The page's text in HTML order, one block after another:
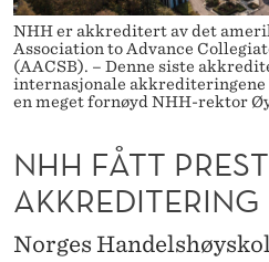
T
P
R
S
T
E
N
Y
E
T
NHH er akkreditert av det
Association to Advance
(AACSB). – Denne siste
internasjonale
en meget fornøyd NHH-rektor
NHH FÅTT
AKKREDITERING
Norges